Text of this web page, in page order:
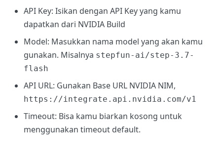
API Key: Isikan dengan API Key yang kamu
dapatkan dari NVIDIA Build
Model: Masukkan nama model yang akan kamu
gunakan. Misalnya stepfun-ai/step-3.7-
flash
API URL: Gunakan Base URL NVIDIA NIM,
https://integrate.api.nvidia.com/v1
Timeout: Bisa kamu biarkan kosong untuk
menggunakan timeout default.